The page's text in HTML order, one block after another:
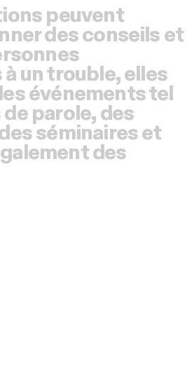
peuvent
des conseils et
un trouble, elles
événements tel
parole, des
séminaires et
des